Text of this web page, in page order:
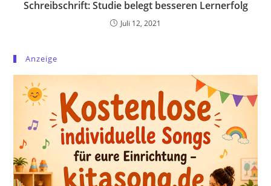
Schreibschrift: Studie belegt besseren Lernerfolg
Juli 12, 2021
Anzeige